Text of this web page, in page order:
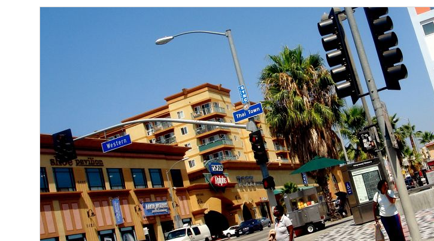
Лондон
Лос-Анджелес
Москва
Париж